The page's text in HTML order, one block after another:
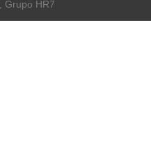
Grupo HR7